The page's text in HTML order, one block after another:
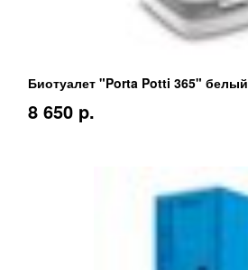
Биотуалет "Porta Potti 365" белый
8 650 p.